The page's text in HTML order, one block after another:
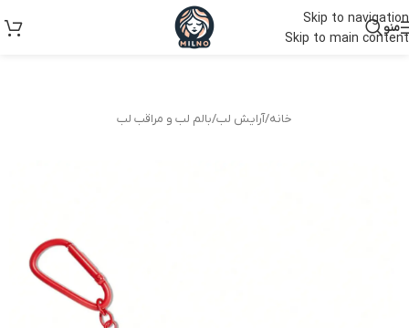
Skip to navigation
Skip to main content
منو
خانه/آرایش لب/بالم لب و مراقب لب